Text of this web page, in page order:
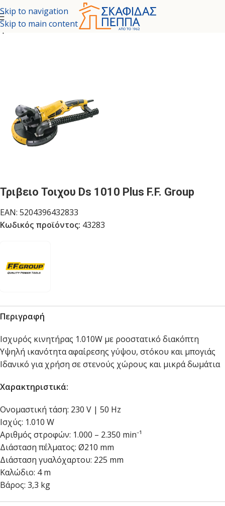
Skip to navigation
Skip to main content
σελίδα/ΕΡΓΑΛΕΙΑ - ΚΗΠΟΣ/ΗΛΕΚΤΡΙΚΑ ΕΡΓΑΛΕΙΑ
Τριβειο Τοιχου Ds 1010 Plus F.F. Group
EAN: 5204396432833
Κωδικός προϊόντος: 43283
Περιγραφή
Ισχυρός κινητήρας 1.010W με ροοστατικό διακόπτη
Υψηλή ικανότητα αφαίρεσης γύψου, στόκου και μπογιάς
Ιδανικό για χρήση σε στενούς χώρους και μικρά δωμάτια
Χαρακτηριστικά:
Ονομαστική τάση: 230 V | 50 Hz
Ισχύς: 1.010 W
Αριθμός στροφών: 1.000 – 2.350 min⁻¹
Διάσταση πέλματος: Ø210 mm
Διάσταση γυαλόχαρτου: 225 mm
Καλώδιο: 4 m
Βάρος: 3,3 kg